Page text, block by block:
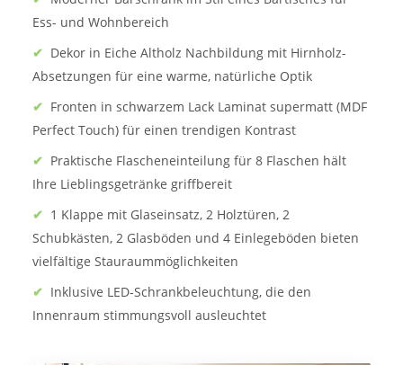
Ess- und Wohnbereich
✔ Dekor in Eiche Altholz Nachbildung mit Hirnholz-
Absetzungen für eine warme, natürliche Optik
✔ Fronten in schwarzem Lack Laminat supermatt (MDF
Perfect Touch) für einen trendigen Kontrast
✔ Praktische Flascheneinteilung für 8 Flaschen hält
Ihre Lieblingsgetränke griffbereit
✔ 1 Klappe mit Glaseinsatz, 2 Holztüren, 2
Schubkästen, 2 Glasböden und 4 Einlegeböden bieten
vielfältige Stauraummöglichkeiten
✔ Inklusive LED-Schrankbeleuchtung, die den
Innenraum stimmungsvoll ausleuchtet